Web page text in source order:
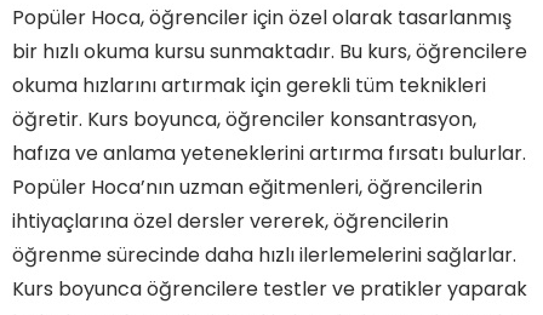
Popüler Hoca, öğrenciler için özel olarak tasarlanmış
bir hızlı okuma kursu sunmaktadır. Bu kurs, öğrencilere
okuma hızlarını artırmak için gerekli tüm teknikleri
öğretir. Kurs boyunca, öğrenciler konsantrasyon,
hafıza ve anlama yeteneklerini artırma fırsatı bulurlar.
Popüler Hoca’nın uzman eğitmenleri, öğrencilerin
ihtiyaçlarına özel dersler vererek, öğrencilerin
öğrenme sürecinde daha hızlı ilerlemelerini sağlarlar.
Kurs boyunca öğrencilere testler ve pratikler yaparak